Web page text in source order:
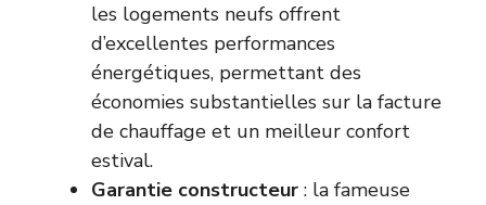
les logements neufs offrent
d’excellentes performances
énergétiques, permettant des
économies substantielles sur la facture
de chauffage et un meilleur confort
estival.
Garantie constructeur : la fameuse